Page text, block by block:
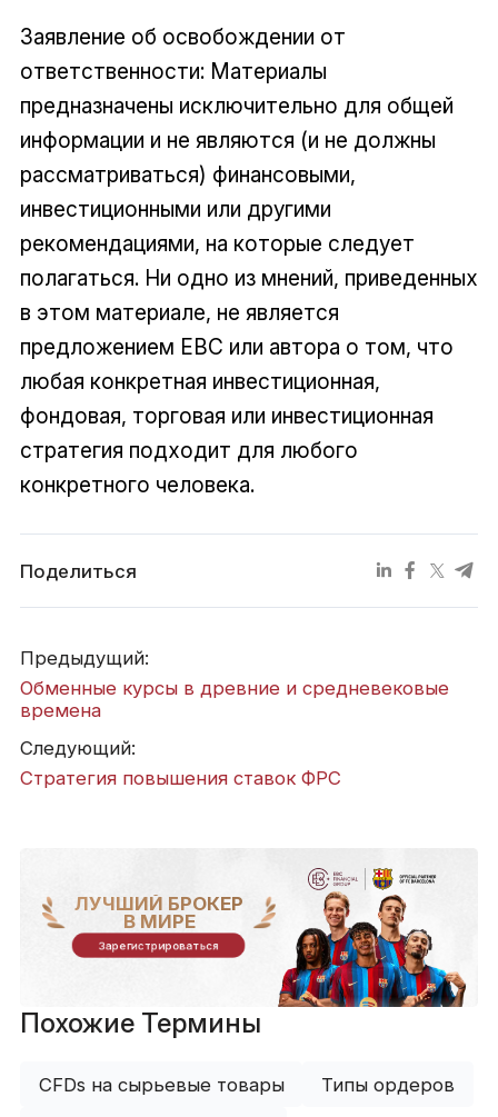
Заявление об освобождении от
ответственности: Материалы
предназначены исключительно для общей
информации и не являются (и не должны
рассматриваться) финансовыми,
инвестиционными или другими
рекомендациями, на которые следует
полагаться. Ни одно из мнений, приведенных
в этом материале, не является
предложением EBC или автора о том, что
любая конкретная инвестиционная,
фондовая, торговая или инвестиционная
стратегия подходит для любого
конкретного человека.
Поделиться
Предыдущий:
Обменные курсы в древние и средневековые
времена
Следующий:
Стратегия повышения ставок ФРС
ЛУЧШИЙ БРОКЕР
В МИРЕ
Зарегистрироваться
Похожие Термины
CFDs на сырьевые товары Типы ордеров